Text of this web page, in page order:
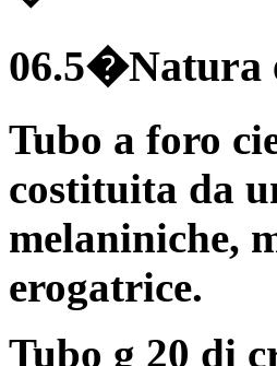
06.5�Natura
Tubo a foro
costituita da
melaniniche,
erogatrice.
Tubo g 20 di